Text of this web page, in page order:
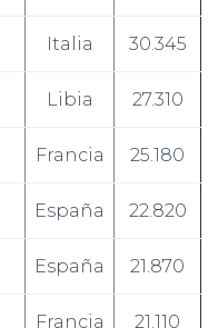
Italia 30.345
Libia 27.310
Francia 25.180
España 22.820
España 21.870
Francia 21.110